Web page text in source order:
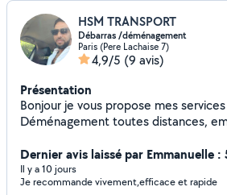
HSM TRANSPORT
Débarras /déménagement
Paris (Pere Lachaise 7)
4,9/5 (9 avis)
Présentation
Bonjour je vous propose mes services
Déménagement toutes distances,
- débarras complet maison/garage/
ect... -Prix attractif Devis gratuit N'hésiter pas a me
contacté sur
Dernier avis laissé par Emmanuelle :
Il y a 10 jours
Je recommande vivement,efficace et rapide